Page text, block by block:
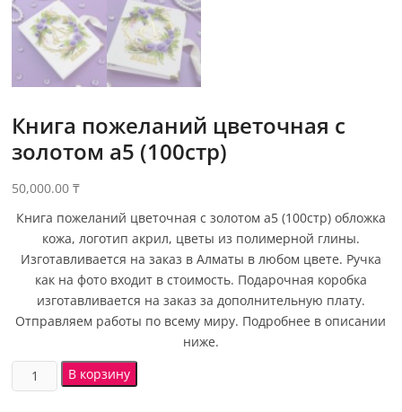
Книга пожеланий цветочная с
золотом а5 (100стр)
50,000.00₸
Книга пожеланий цветочная с золотом а5 (100стр) обложка
кожа, логотип акрил, цветы из полимерной глины.
Изготавливается на заказ в Алматы в любом цвете. Ручка
как на фото входит в стоимость. Подарочная коробка
изготавливается на заказ за дополнительную плату.
Отправляем работы по всему миру. Подробнее в описании
ниже.
В корзину